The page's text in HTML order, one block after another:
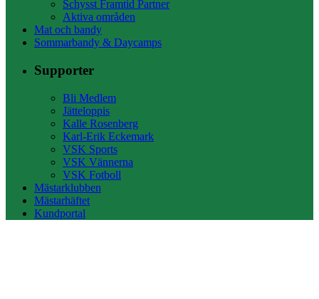
Schysst Framtid Partner
Aktiva områden
Mat och bandy
Sommarbandy & Daycamps
Supporter
Bli Medlem
Jätteloppis
Kalle Rosenberg
Karl-Erik Eckemark
VSK Sports
VSK Vännerna
VSK Fotboll
Mästarklubben
Mästarhäftet
Kundportal